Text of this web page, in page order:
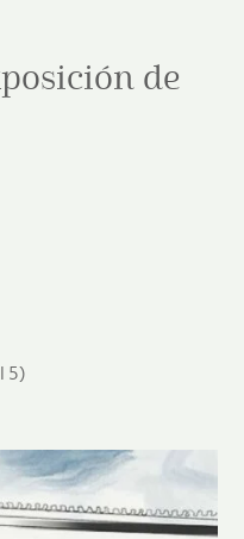
de
5)